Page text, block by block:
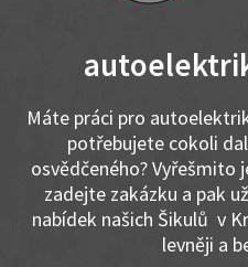
Máte práci pro
potřebujete cokoli
osvědčeného? Vyřešmito
zadejte zakázku a pak
nabídek našich Šikulů v
levněji a